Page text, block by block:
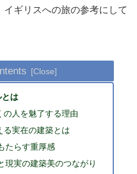
ギリスへの旅の参考にして
は
の人を魅了する理由
る実在の建築とは
たらす重厚感
現実の建築美のつながり